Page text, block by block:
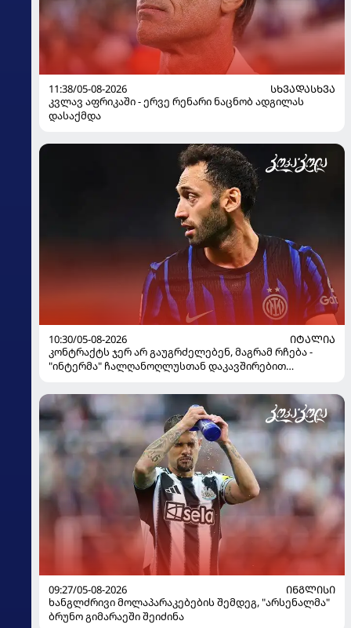
11:38/05-08-2026
ᲡᲮᲕᲐᲓᲐᲡᲮᲕᲐ
კვლავ აფრიკაში - ერვე რენარი ნაცნობ ადგილას
დასაქმდა
10:30/05-08-2026
ᲘᲢᲐᲚᲘᲐ
კონტრაქტს ჯერ არ გაუგრძელებენ, მაგრამ რჩება -
"ინტერმა" ჩალღანოღლუსთან დაკავშირებით
09:27/05-08-2026
ᲘᲜᲒᲚᲘᲡᲘ
ხანგლძრივი მოლაპარაკებების შემდეგ, "არსენალმა"
ბრუნო გიმარაეში შეიძინა